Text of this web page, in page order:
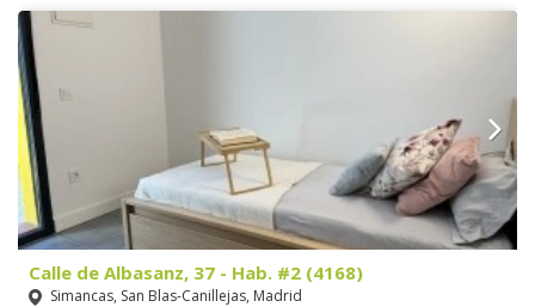
Calle de Albasanz, 37 - Hab. #2 (4168)
Simancas, San Blas-Canillejas, Madrid